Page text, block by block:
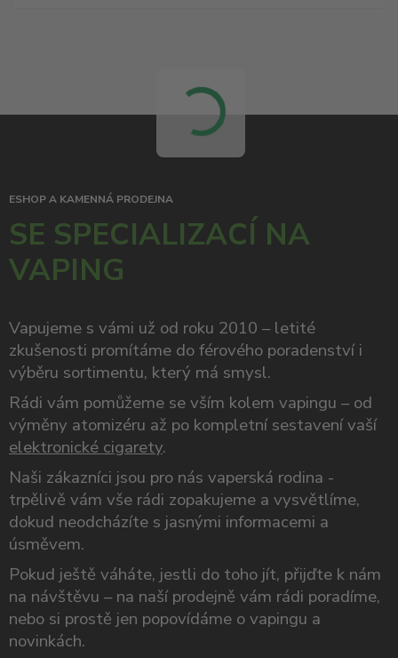
ESHOP A KAMENNÁ PRODEJNA
SE SPECIALIZACÍ NA
VAPING
Vapujeme s vámi už od roku 2010 – letité
zkušenosti promítáme do férového poradenství i
výběru sortimentu, který má smysl.
Rádi vám pomůžeme se vším kolem vapingu – od
výměny atomizéru až po kompletní sestavení vaší
elektronické cigarety.
Naši zákazníci jsou pro nás vaperská rodina -
trpělivě vám vše rádi zopakujeme a vysvětlíme,
dokud neodcházíte s jasnými informacemi a
úsměvem.
Pokud ještě váháte, jestli do toho jít, přijďte k nám
na návštěvu – na naší prodejně vám rádi poradíme,
nebo si prostě jen popovídáme o vapingu a
novinkách.